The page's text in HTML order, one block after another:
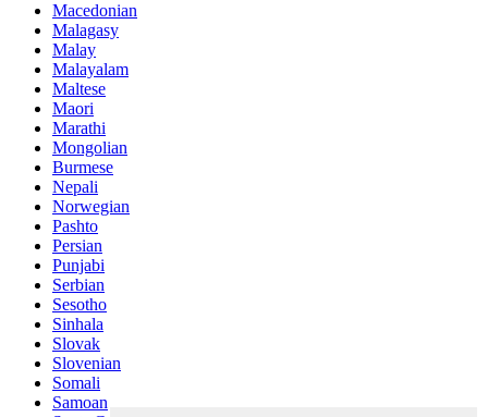
Macedonian
Malagasy
Malay
Malayalam
Maltese
Maori
Marathi
Mongolian
Burmese
Nepali
Norwegian
Pashto
Persian
Punjabi
Serbian
Sesotho
Sinhala
Slovak
Slovenian
Somali
Samoan